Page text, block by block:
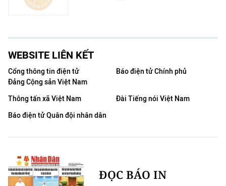
WEBSITE LIÊN KẾT
Cổng thông tin điện tử
Đảng Cộng sản Việt Nam
Báo điện tử Chính phủ
Thông tấn xã Việt Nam
Đài Tiếng nói Việt Nam
Báo điện tử Quân đội nhân dân
ĐỌC BÁO IN